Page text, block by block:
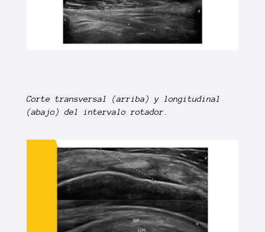
Corte transversal (arriba) y longitudinal
(abajo) del intervalo rotador.